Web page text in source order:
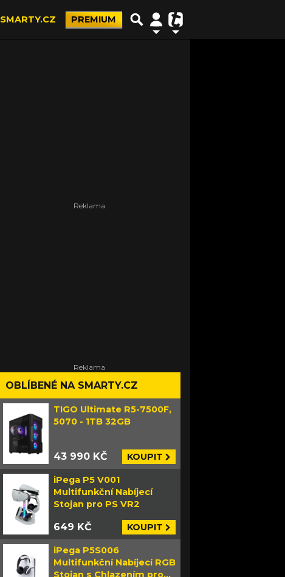
SMARTY.CZ PREMIUM
OBLÍBENÉ NA SMARTY.CZ
TIGO Ultimate R5-7500F,
5070 - 1TB 32GB
43 990 KČ KOUPIT
iPega P5 V001
Multifunkční Nabíjecí
Stojan pro PS VR2
649 KČ KOUPIT
iPega P5S006
Multifunkční Nabíjecí RGB
Stojan s Chlazením pro